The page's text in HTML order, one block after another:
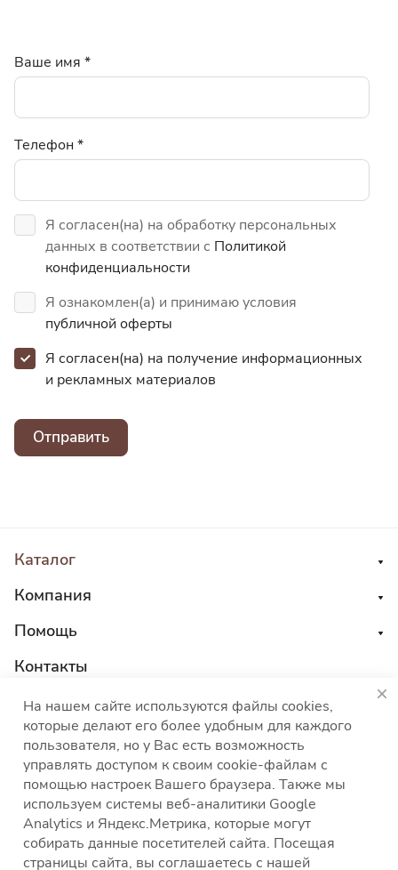
Ваше имя *
Телефон*
Я согласен(на) на обработку персональных
данных в соответствии с Политикой
конфиденциальности
Я ознакомлен(а) и принимаю условия
публичной оферты
Я согласен(на) на получение информационных
и рекламных материалов
Отправить
Каталог
Компания
Помощь
Контакты
8 800 555 45 04
sales@choco-corp.com
Политика конфиденциальности
Политика
На нашем сайте используются файлы cookies,
которые делают его более удобным для каждого
пользователя, но у Вас есть возможность
управлять доступом к своим cookie-файлам с
помощью настроек Вашего браузера. Также мы
используем системы веб-аналитики Google
Analytics и Яндекс.Метрика, которые могут
собирать данные посетителей сайта. Посещая
страницы сайта, вы соглашаетесь с нашей